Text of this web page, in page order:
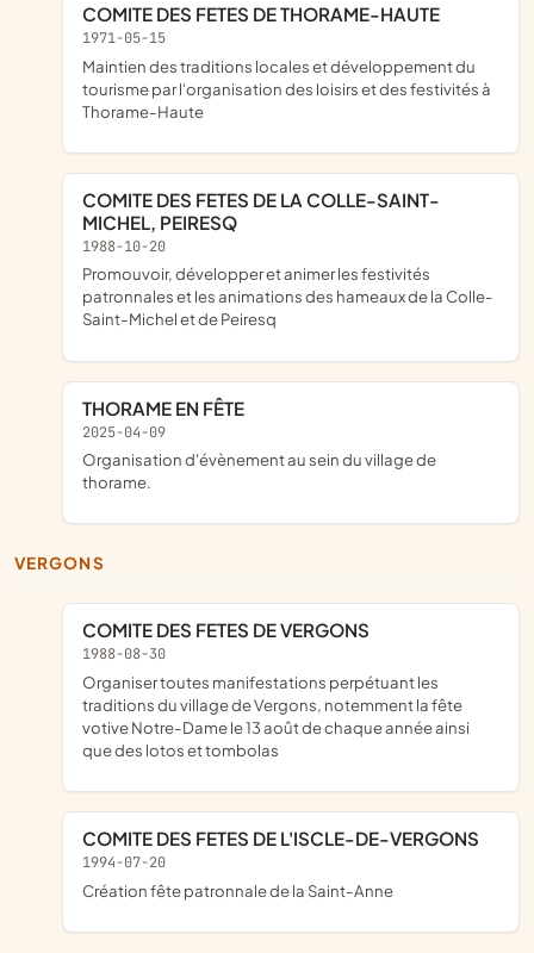
COMITE DES FETES DE THORAME-HAUTE
1971-05-15
maintien des traditions locales et développement du
tourisme par l'organisation des loisirs et des festivités à
Thorame-Haute
COMITE DES FETES DE LA COLLE-SAINT-
MICHEL, PEIRESQ
1988-10-20
promouvoir, développer et animer les festivités
patronnales et les animations des hameaux de la Colle-
Saint-Michel et de Peiresq
THORAME EN FÊTE
2025-04-09
organisation d'évènement au sein du village de
thorame.
VERGONS
COMITE DES FETES DE VERGONS
1988-08-30
organiser toutes manifestations perpétuant les
traditions du village de Vergons, notemment la fête
votive Notre-Dame le 13 août de chaque année ainsi
que des lotos et tombolas
COMITE DES FETES DE L'ISCLE-DE-VERGONS
1994-07-20
création fête patronnale de la Saint-Anne